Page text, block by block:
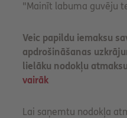
"Mainīt labuma guvēju
Veic papildu iemaksu
apdrošināšanas
lielāku nodokļu
vairāk
Lai saņemtu nodokļa